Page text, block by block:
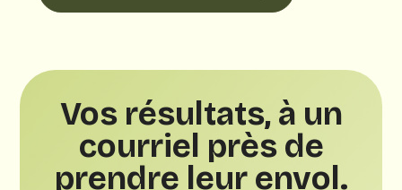
Vos résultats, à un
courriel près de
prendre leur envol.